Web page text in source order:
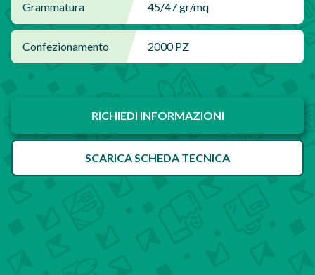
Grammatura 45/47 gr/mq
Confezionamento 2000 PZ
RICHIEDI INFORMAZIONI
SCARICA SCHEDA TECNICA